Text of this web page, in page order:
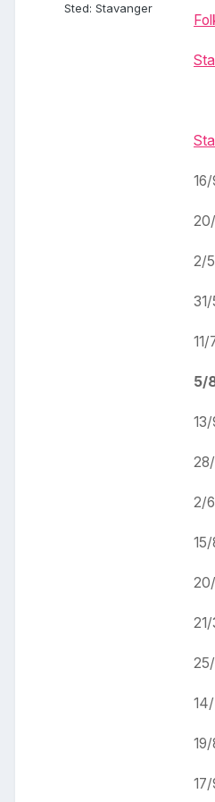
Sted: Stavanger
2/
5/
2/